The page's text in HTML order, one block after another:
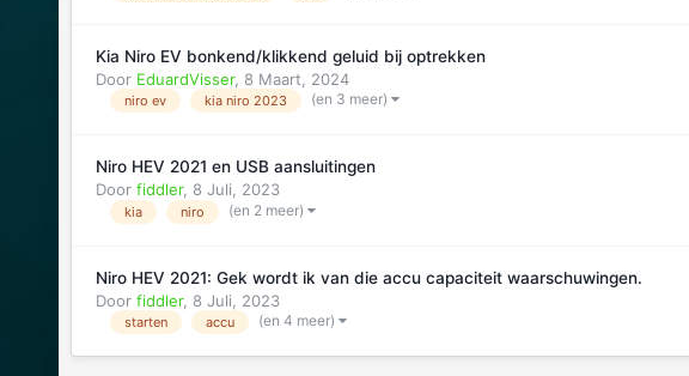
Kia Niro EV bonkend/klikkend geluid bij optrekken
Door EduardVisser, 8 Maart, 2024
niro ev kia niro 2023 (en 3 meer)
Niro HEV 2021 en USB aansluitingen
Door fiddler, 8 Juli, 2023
kia niro (en 2 meer)
Niro HEV 2021: Gek wordt ik van die accu capaciteit waarschuwingen.
Door fiddler, 8 Juli, 2023
starten accu (en 4 meer)